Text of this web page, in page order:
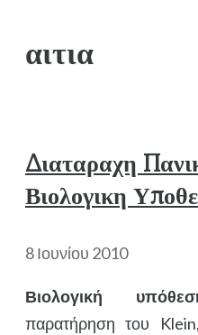
αιτια
Διαταραχη
Βιολογικη
8 Ιουνίου 2010
Βιολογική
παρατήρηση του